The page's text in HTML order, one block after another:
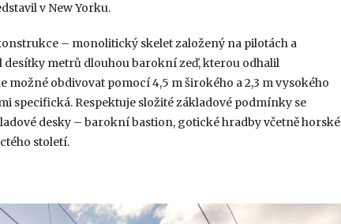
v New Yorku.
– monolitický skelet založený na pilotách a
metrů dlouhou barokní zeď, kterou odhalil
obdivovat pomocí 4,5 m širokého a 2,3 m vysokého
specifická. Respektuje složité základové podmínky se
desky – barokní bastion, gotické hradby včetně horské
století.